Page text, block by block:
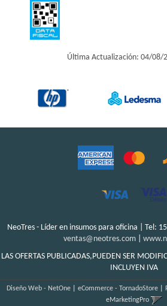
Última Actualización: 04/08/
NeoTres - Líder en insumos para oficina | Tel:
ventas@neotres.com|
LAS OFERTAS PUBLICADAS,PUEDEN SER
INCLUYEN IVA
Diseño Web - NetOne| eCommerce - TornadoStore|
eMarketingPro